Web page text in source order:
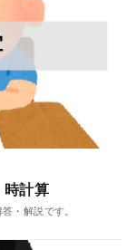
計算
・解説です。